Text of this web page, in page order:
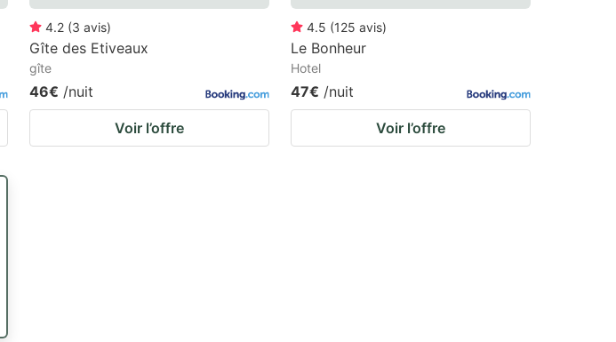
4.2 (3 avis)
Gîte des Etiveaux
gîte
46€ /nuit
Voir l’offre
4.5 (125 avis)
Le Bonheur
Hotel
47€ /nuit
Voir l’offre